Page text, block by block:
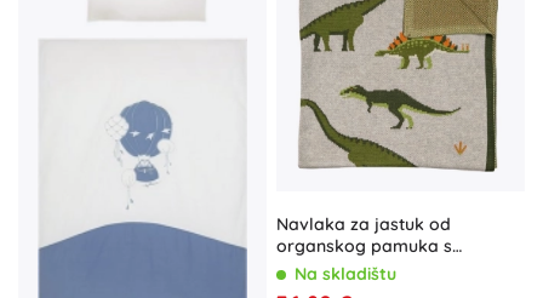
Navlaka za jastuk od
organskog pamuka s
motivom dinosaura Nature
Na skladištu